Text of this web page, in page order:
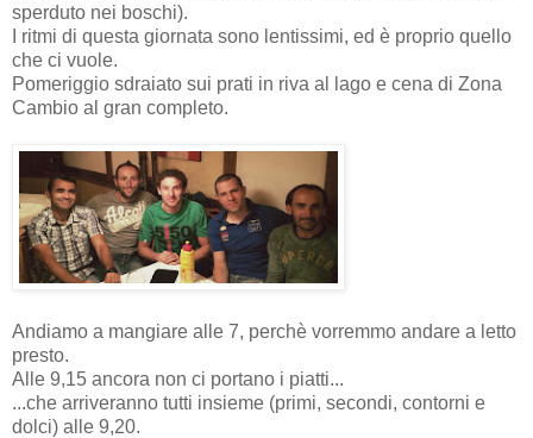
sperduto nei boschi).
I ritmi di questa giornata sono lentissimi, ed è proprio quello
che ci vuole.
Pomeriggio sdraiato sui prati in riva al lago e cena di Zona
Cambio al gran completo.
Andiamo a mangiare alle 7, perchè vorremmo andare a letto
presto.
Alle 9,15 ancora non ci portano i piatti...
...che arriveranno tutti insieme (primi, secondi, contorni e
dolci) alle 9,20.